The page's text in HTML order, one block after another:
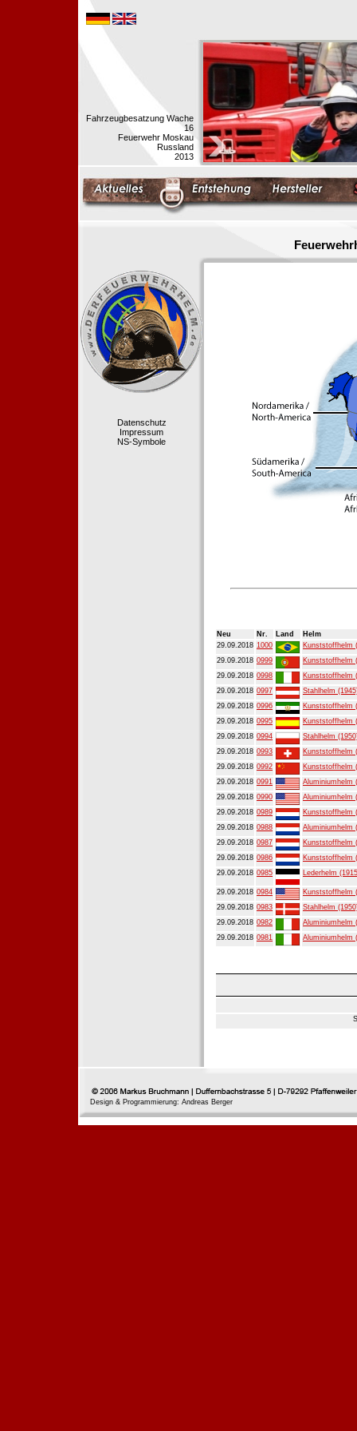
Fahrzeugbesatzung Wache
16
Feuerwehr Moskau
Russland
2013
Datenschutz
Impressum
NS-Symbole
Neu Nr. Land
Helm
29.09.2018 1000
Kunststoffhelm
29.09.2018 0999
Kunststoffhelm
29.09.2018 0998
Kunststoffhelm
29.09.2018 0997
Stahlhelm
29.09.2018 0996
Kunststoffhelm
29.09.2018 0995
Kunststoffhelm
29.09.2018 0994
Stahlhelm
29.09.2018 0993
Kunststoffhelm
29.09.2018 0992
Kunststoffhelm
29.09.2018 0991
Aluminiumhelm
29.09.2018 0990
Aluminiumhelm
29.09.2018 0989
Kunststoffhelm
29.09.2018 0988
Aluminiumhelm
29.09.2018 0987
Kunststoffhelm
29.09.2018 0986
Kunststoffhelm
29.09.2018 0985 Lederhelm
29.09.2018 0984
Kunststoffhelm
29.09.2018 0983
Stahlhelm
29.09.2018 0982
Aluminiumhelm
29.09.2018 0981 Aluminiumhelm
Design & Programmierung: Andreas Berger